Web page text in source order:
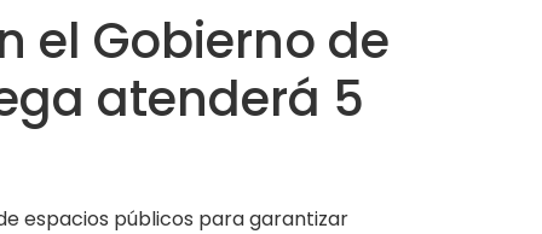
el Gobierno de
atenderá 5
espacios públicos para garantizar